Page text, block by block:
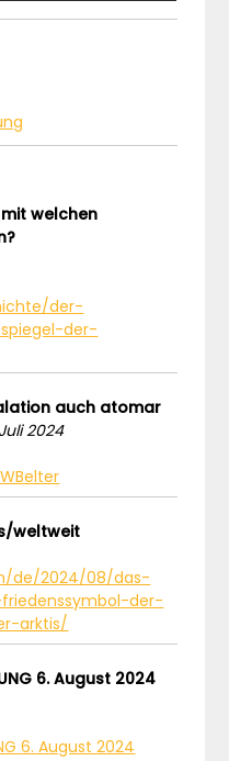
welchen
der-
der-
auch atomar
2024
weltweit
de/2024/08/das-
der-
arktis/
6. August 2024
6. August 2024